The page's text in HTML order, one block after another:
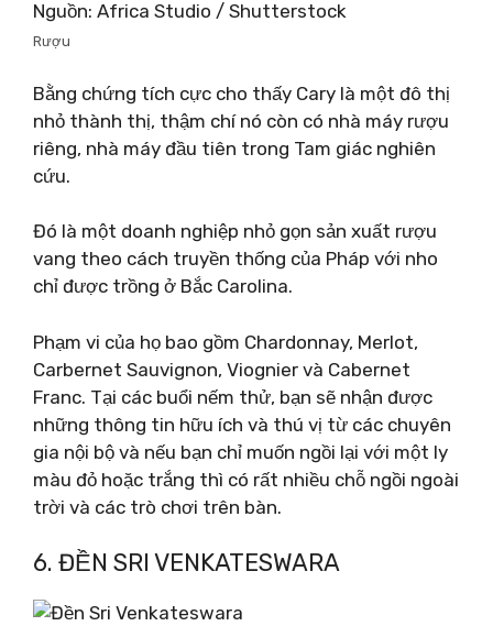
Nguồn: Africa Studio / Shutterstock
Rượu
Bằng chứng tích cực cho thấy Cary là một đô thị
nhỏ thành thị, thậm chí nó còn có nhà máy rượu
riêng, nhà máy đầu tiên trong Tam giác nghiên
cứu.
Đó là một doanh nghiệp nhỏ gọn sản xuất rượu
vang theo cách truyền thống của Pháp với nho
chỉ được trồng ở Bắc Carolina.
Phạm vi của họ bao gồm Chardonnay, Merlot,
Carbernet Sauvignon, Viognier và Cabernet
Franc. Tại các buổi nếm thử, bạn sẽ nhận được
những thông tin hữu ích và thú vị từ các chuyên
gia nội bộ và nếu bạn chỉ muốn ngồi lại với một ly
màu đỏ hoặc trắng thì có rất nhiều chỗ ngồi ngoài
trời và các trò chơi trên bàn.
6. ĐỀN SRI VENKATESWARA